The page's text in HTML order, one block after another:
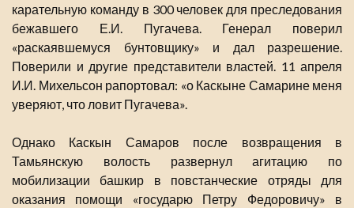
карательную команду в 300 человек для преследования
бежавшего Е.И. Пугачева. Генерал поверил
«раскаявшемуся бунтовщику» и дал разрешение.
Поверили и другие представители властей. 11 апреля
И.И. Михельсон рапортовал: «о Каскыне Самарине меня
уверяют, что ловит Пугачева».
Однако Каскын Самаров после возвращения в
Тамьянскую волость развернул агитацию по
мобилизации башкир в повстанческие отряды для
оказания помощи «государю Петру Федоровичу» в